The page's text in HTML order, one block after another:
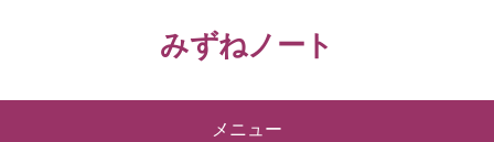
みずねノート
メニュー